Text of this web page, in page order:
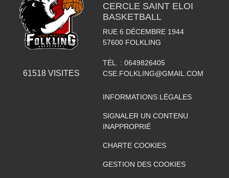
61518VISITES
CERCLE SAINT ELOI
BASKETBALL
RUE 6 DÉCEMBRE 1944
57600 FOLKLING
TÉL. : 0649826405
CSE.FOLKLING@GMAIL.COM
INFORMATIONS LÉGALES
SIGNALER UN CONTENU
INAPPROPRIÉ
CHARTE COOKIES
GESTION DES COOKIES